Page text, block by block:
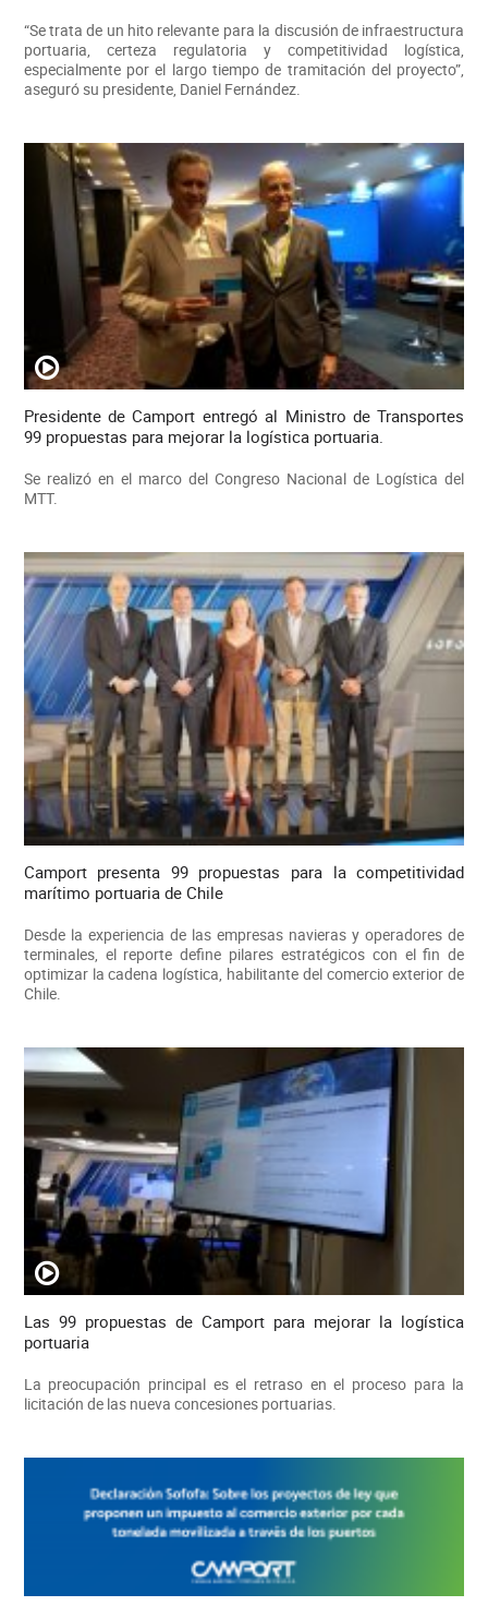
“Se trata de un hito relevante para la discusión de infraestructura
portuaria, certeza regulatoria y competitividad logística,
especialmente por el largo tiempo de tramitación del proyecto”,
aseguró su presidente, Daniel Fernández.
Presidente de Camport entregó al Ministro de Transportes
99 propuestas para mejorar la logística portuaria.
Se realizó en el marco del Congreso Nacional de Logística del
MTT.
Camport presenta 99 propuestas para la competitividad
marítimo portuaria de Chile
Desde la experiencia de las empresas navieras y operadores de
terminales, el reporte define pilares estratégicos con el fin de
optimizar la cadena logística, habilitante del comercio exterior de
Chile.
Las 99 propuestas de Camport para mejorar la logística
portuaria
La preocupación principal es el retraso en el proceso para la
licitación de las nueva concesiones portuarias.